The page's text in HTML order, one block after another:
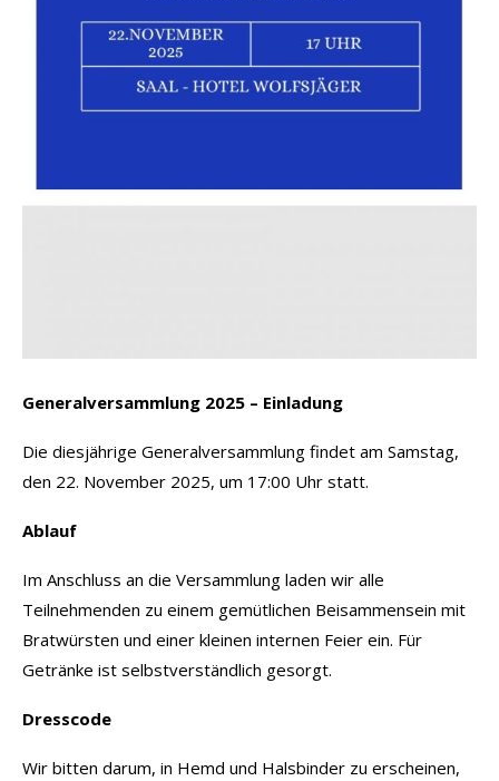
Generalversammlung 2025 – Einladung
Die diesjährige Generalversammlung findet am Samstag,
den 22. November 2025, um 17:00 Uhr statt.
Ablauf
Im Anschluss an die Versammlung laden wir alle
Teilnehmenden zu einem gemütlichen Beisammensein mit
Bratwürsten und einer kleinen internen Feier ein. Für
Getränke ist selbstverständlich gesorgt.
Dresscode
Wir bitten darum, in Hemd und Halsbinder zu erscheinen,